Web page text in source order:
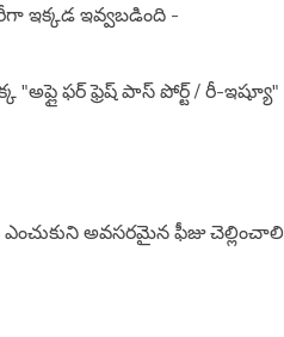
ఇక్కడ ఇవ్వబడింది -
ఫర్ ఫ్రెష్ పాస్ పోర్ట్ / రీ-ఇష్యూ"
అవసరమైన ఫీజు చెల్లించాలి.